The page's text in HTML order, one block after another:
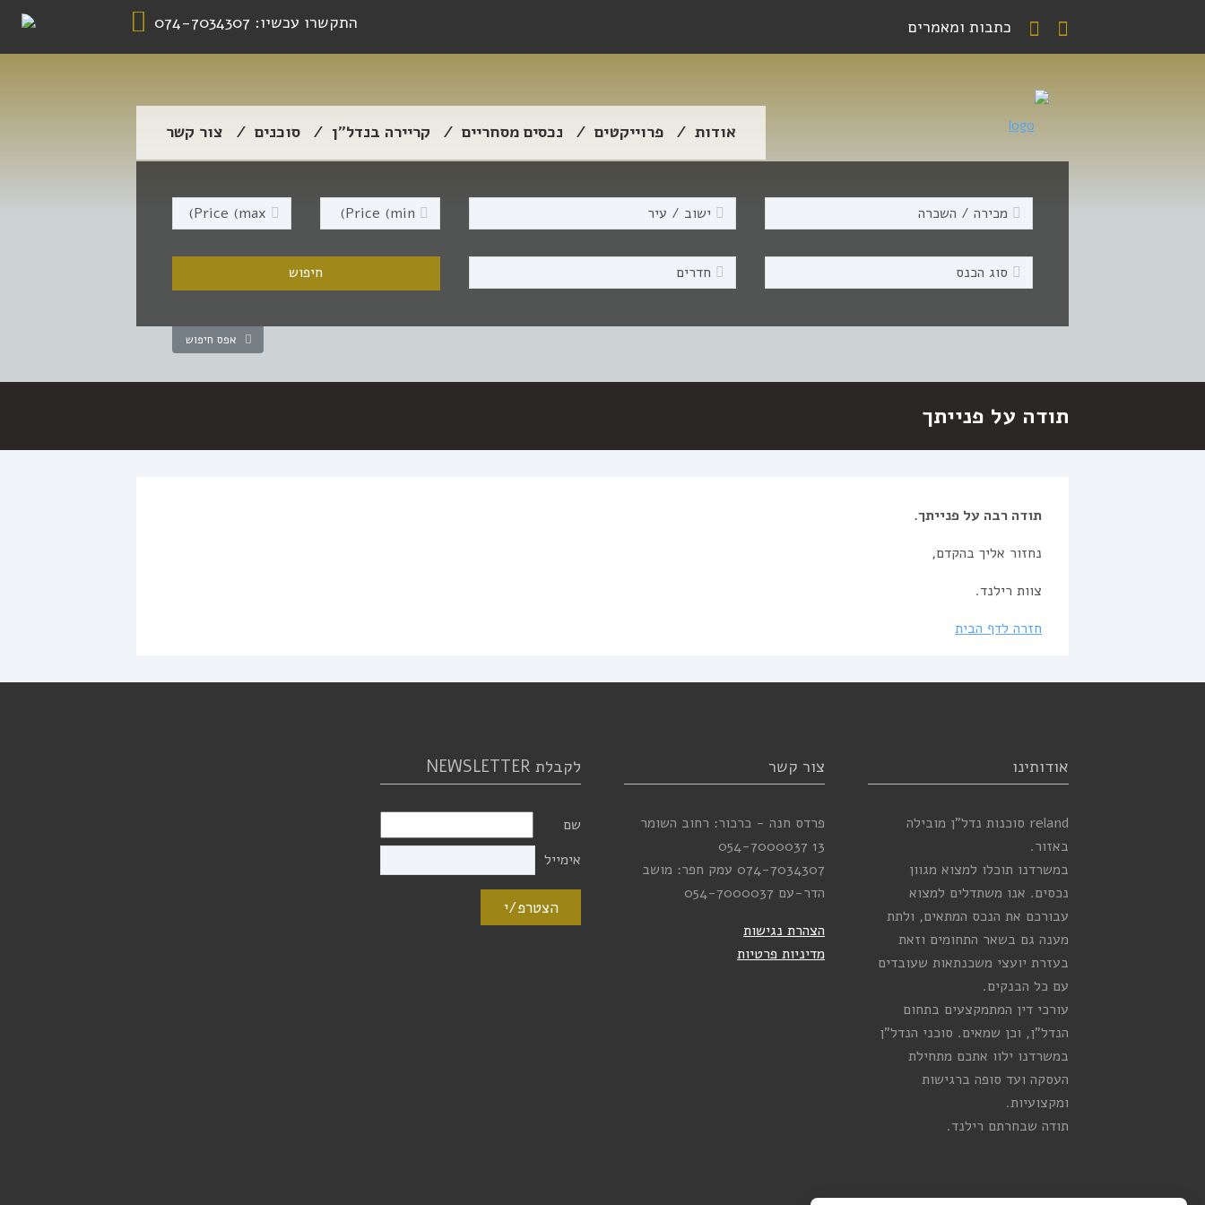
התקשרו עכשיו: 074-7034307 כתבות ומאמרים
אודות פרוייקטים נכסים מסחריים קריירה בנדל”ן סוכנים צור קשר
אפס חיפוש
תודה על פנייתך
תודה רבה על פנייתך.
נחזור אליך בהקדם,
צוות רילנד.
חזרה לדף הבית
אודותינו
reland סוכנות נדל”ן מובילה
באזור.
במשרדנו תוכלו למצוא מגוון
נכסים. אנו משתדלים למצוא
עבורכם את הנכס המתאים, ולתת
מענה גם בשאר התחומים וזאת
בעזרת יועצי משכנתאות שעובדים
עם כל הבנקים.
עורכי דין המתמקצעים בתחום
הנדל”ן, וכן שמאים. סוכני הנדל”ן
במשרדנו ילוו אתכם מתחילת
העסקה ועד סופה ברגישות
ומקצועיות.
תודה שבחרתם רילנד.
צור קשר
פרדס חנה - כרכור: רחוב השומר
13
054-7000037
074-7034307 עמק חפר: מושב
הדר-עם 054-7000037
הצהרת נגישות
מדיניות פרטיות
לקבלת NEWSLETTER
שם
אימייל
הצטרפ/י